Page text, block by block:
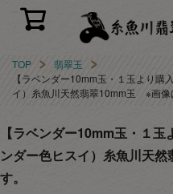
TOP
翡翠玉
【ラベンダー10mm玉・１玉より購
イ）糸魚川天然翡翠10mm玉 ※画像
【ラベンダー10mm玉・１
ンダー色ヒスイ）糸魚川天
す。